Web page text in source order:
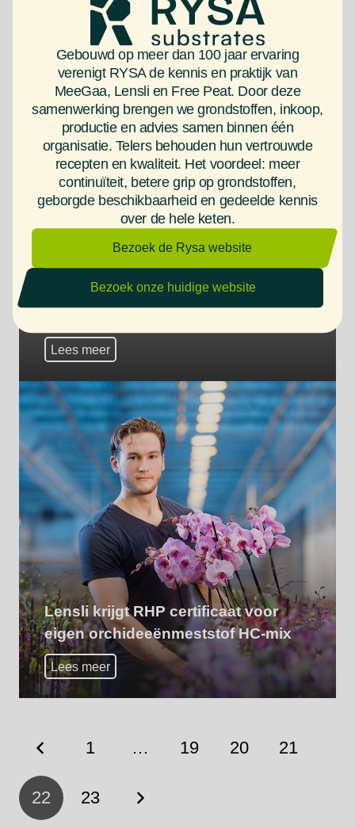
Lees meer
Calla kweker kweekt beste
Lees meer
Lensli krijgt RHP certificaat voor
eigen orchideeënmeststof HC-mix
Lees meer
1 … 19 20 21
22 23
Gebouwd op meer dan 100 jaar ervaring
verenigt RYSA de kennis en praktijk van
MeeGaa, Lensli en Free Peat. Door deze
samenwerking brengen we grondstoffen, inkoop,
productie en advies samen binnen één
organisatie. Telers behouden hun vertrouwde
recepten en kwaliteit. Het voordeel: meer
continuïteit, betere grip op grondstoffen,
geborgde beschikbaarheid en gedeelde kennis
over de hele keten.
Bezoek de Rysa website
Bezoek onze huidige website